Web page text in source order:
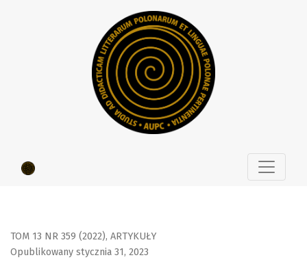
TOM 13 NR 359 (2022), ARTYKUŁY
Opublikowany stycznia 31, 2023